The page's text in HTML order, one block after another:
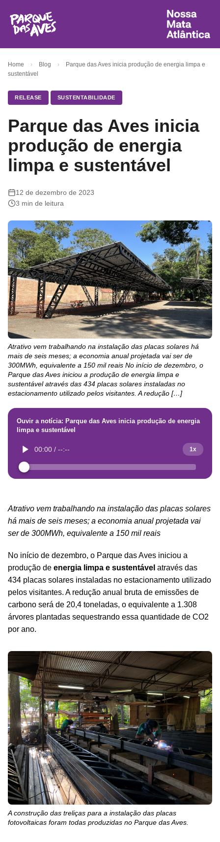
Home › Blog ›
Parque das Aves inicia produção de energia limpa e
sustentável
RELEASE SUSTENTABILIDADE
Parque das Aves inicia
produção de energia
limpa e sustentável
12 de dezembro de 2023
3 min de leitura
Atrativo vem trabalhando na instalação das placas solares há
mais de seis meses; a economia anual projetada vai ser de
300MWh, equivalente a 150 mil reais No início de dezembro, o
Parque das Aves iniciou a produção de energia limpa e
sustentável através das 434 placas solares instaladas no
estacionamento utilizado pelos visitantes. A redução […]
Ouvir a notícia: Parque das Aves inicia produção de energia
limpa e sustentável
00:00 / --:-- 1x
Atrativo vem trabalhando na instalação das placas solares
há mais de seis meses; a economia anual projetada vai
ser de 300MWh, equivalente a 150 mil reais
No início de dezembro, o Parque das Aves iniciou a
produção de energia limpa e sustentável através das
434 placas solares instaladas no estacionamento utilizado
pelos visitantes. A redução anual bruta de emissões de
carbono será de 20,4 toneladas, o equivalente a 1.308
árvores plantadas sequestrando essa quantidade de CO2
por ano.
A construção das treliças para a instalação das placas
fotovoltaicas foram todas produzidas no Parque das Aves.